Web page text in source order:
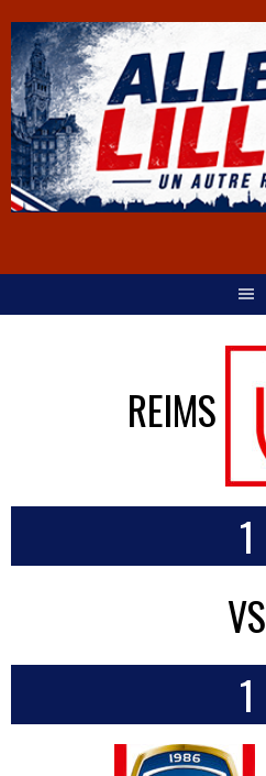
REIMS
1
VS
1